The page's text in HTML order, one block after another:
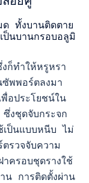
ด ทั้งบานติดตาย
ป็นบานกรอบอลูมิ
ก็ทำให้หรูหรา
พพอร์ตลงมา
อประโยชน์ใน
งชุดจับกระจก
เป็นแบบหนีบ ไม่
ตรวจจับความ
ครอบชุดรางใช้
น การติดตั้งผ่าน